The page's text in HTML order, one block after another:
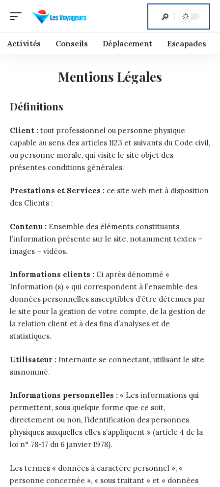
Activités Conseils Déplacement Escapades
Mentions Légales
Définitions
Client : tout professionnel ou personne physique
capable au sens des articles 1123 et suivants du Code civil,
ou personne morale, qui visite le site objet des
présentes conditions générales.
Prestations et Services : ce site web met à disposition
des Clients :
Contenu : Ensemble des éléments constituants
l’information présente sur le site, notamment textes –
images – vidéos.
Informations clients : Ci après dénommé «
Information (s) » qui correspondent à l’ensemble des
données personnelles susceptibles d’être détenues par
le site pour la gestion de votre compte, de la gestion de
la relation client et à des fins d’analyses et de
statistiques.
Utilisateur : Internaute se connectant, utilisant le site
susnommé.
Informations personnelles : « Les informations qui
permettent, sous quelque forme que ce soit,
directement ou non, l’identification des personnes
physiques auxquelles elles s’appliquent » (article 4 de la
loi n° 78-17 du 6 janvier 1978).
Les termes « données à caractère personnel », «
personne concernée », « sous traitant » et « données